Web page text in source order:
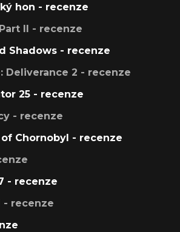
hon - recenze
II - recenze
Shadows - recenze
Deliverance 2 - recenze
25 - recenze
- recenze
Chornobyl - recenze
- recenze
- recenze